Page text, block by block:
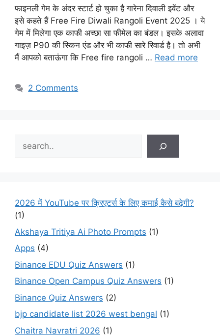
फाइनली गेम के अंदर स्टार्ट हो चुका है गारेना दिवाली इवेंट और
इसे कहते हैं Free Fire Diwali Rangoli Event 2025 । ये
गेम में मिलेगा एक काफी अच्छा सा फीमेल का बंडल। इसके अलावा
गाइज़ P90 की स्किन एंड और भी काफी सारे रिवार्ड है। तो अभी
मैं आपको बताऊंगा कि Free fire rangoli … Read more
2 Comments
2026 में YouTube पर क्रिएटर्स के लिए कमाई कैसे बढ़ेगी?
(1)
Akshaya Tritiya Ai Photo Prompts (1)
Apps (4)
Binance EDU Quiz Answers (1)
Binance Open Campus Quiz Answers (1)
Binance Quiz Answers (2)
bjp candidate list 2026 west bengal (1)
Chaitra Navratri 2026 (1)